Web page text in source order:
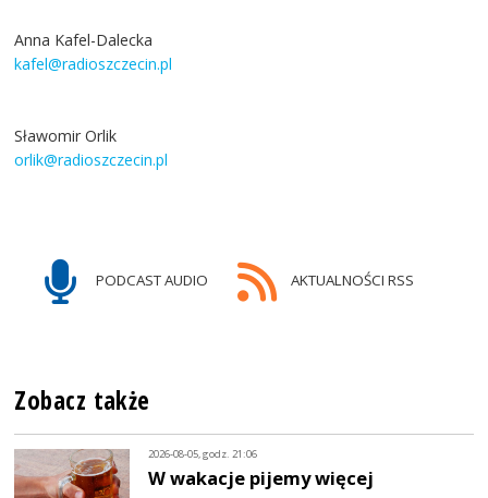
Anna Kafel-Dalecka
kafel@radioszczecin.pl
Sławomir Orlik
orlik@radioszczecin.pl
PODCAST AUDIO AKTUALNOŚCI RSS
Zobacz także
2026-08-05, godz. 21:06
W wakacje pijemy więcej